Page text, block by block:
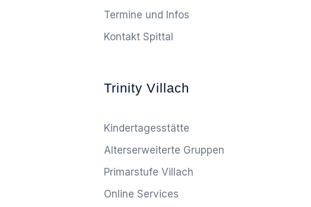
Termine und Infos
Kontakt Spittal
Trinity Villach
Kindertagesstätte
Alterserweiterte Gruppen
Primarstufe Villach
Online Services